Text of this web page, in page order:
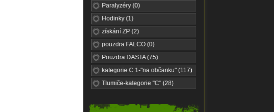
Paralyzéry (0)
Hodinky (1)
získání ZP (2)
pouzdra FALCO (0)
Pouzdra DASTA (75)
kategorie C 1-"na občanku" (117)
Tlumiče-kategorie "C" (28)